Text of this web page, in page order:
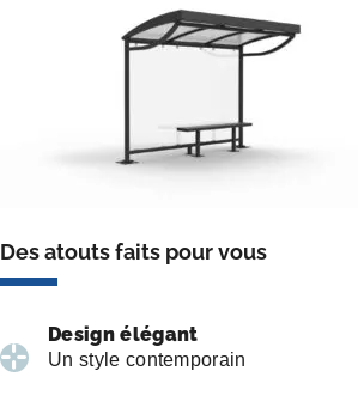
Des atouts faits pour vous
Design élégant
Un style contemporain